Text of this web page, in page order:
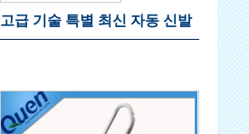
고급 기술 특별 최신 자동 신발